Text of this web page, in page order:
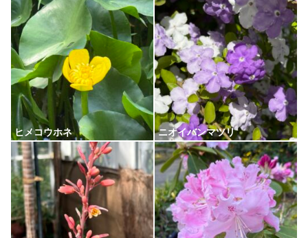
ヒメコウホネ ニオイバンマツリ